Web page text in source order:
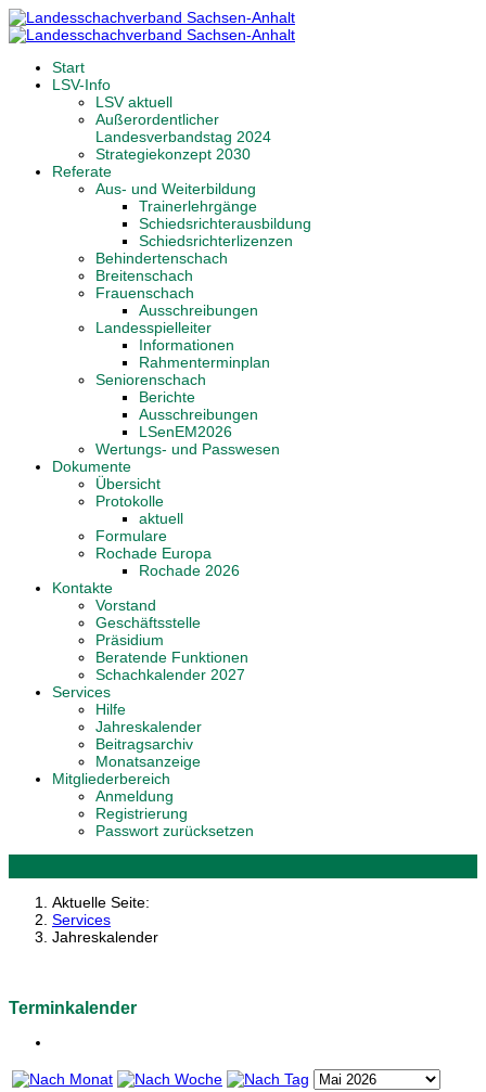
Start
LSV-Info
LSV aktuell
Außerordentlicher
Landesverbandstag 2024
Strategiekonzept 2030
Referate
Aus- und Weiterbildung
Trainerlehrgänge
Schiedsrichterausbildung
Schiedsrichterlizenzen
Behindertenschach
Breitenschach
Frauenschach
Ausschreibungen
Landesspielleiter
Informationen
Rahmenterminplan
Seniorenschach
Berichte
Ausschreibungen
LSenEM2026
Wertungs- und Passwesen
Dokumente
Übersicht
Protokolle
aktuell
Formulare
Rochade Europa
Rochade 2026
Kontakte
Vorstand
Geschäftsstelle
Präsidium
Beratende Funktionen
Schachkalender 2027
Services
Hilfe
Jahreskalender
Beitragsarchiv
Monatsanzeige
Mitgliederbereich
Anmeldung
Registrierung
Passwort zurücksetzen
Aktuelle Seite:
Services
Jahreskalender
Terminkalender